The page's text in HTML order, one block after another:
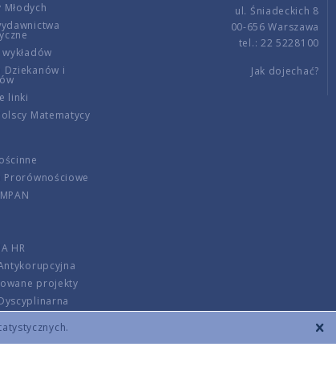
Dziekanów i
linki
Matematycy
Prorównościowe
HR
projekty
opłat
ul. Śniadeckich 8
00-656 Warszawa
tel.: 22 5228100
Jak dojechać?